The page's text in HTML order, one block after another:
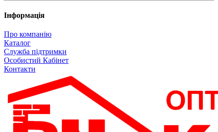
Інформація
Про компанію
Каталог
Служба підтримки
Особистий Кабінет
Контакти